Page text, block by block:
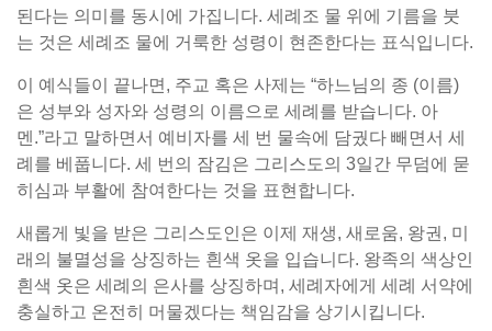
된다는 의미를 동시에 가집니다. 세례조 물 위에 기름을 붓
는 것은 세례조 물에 거룩한 성령이 현존한다는 표식입니다.
이 예식들이 끝나면, 주교 혹은 사제는 “하느님의 종 (이름)
은 성부와 성자와 성령의 이름으로 세례를 받습니다. 아
멘.”라고 말하면서 예비자를 세 번 물속에 담궜다 빼면서 세
례를 베풉니다. 세 번의 잠김은 그리스도의 3일간 무덤에 묻
히심과 부활에 참여한다는 것을 표현합니다.
새롭게 빛을 받은 그리스도인은 이제 재생, 새로움, 왕권, 미
래의 불멸성을 상징하는 흰색 옷을 입습니다. 왕족의 색상인
흰색 옷은 세례의 은사를 상징하며, 세례자에게 세례 서약에
충실하고 온전히 머물겠다는 책임감을 상기시킵니다.